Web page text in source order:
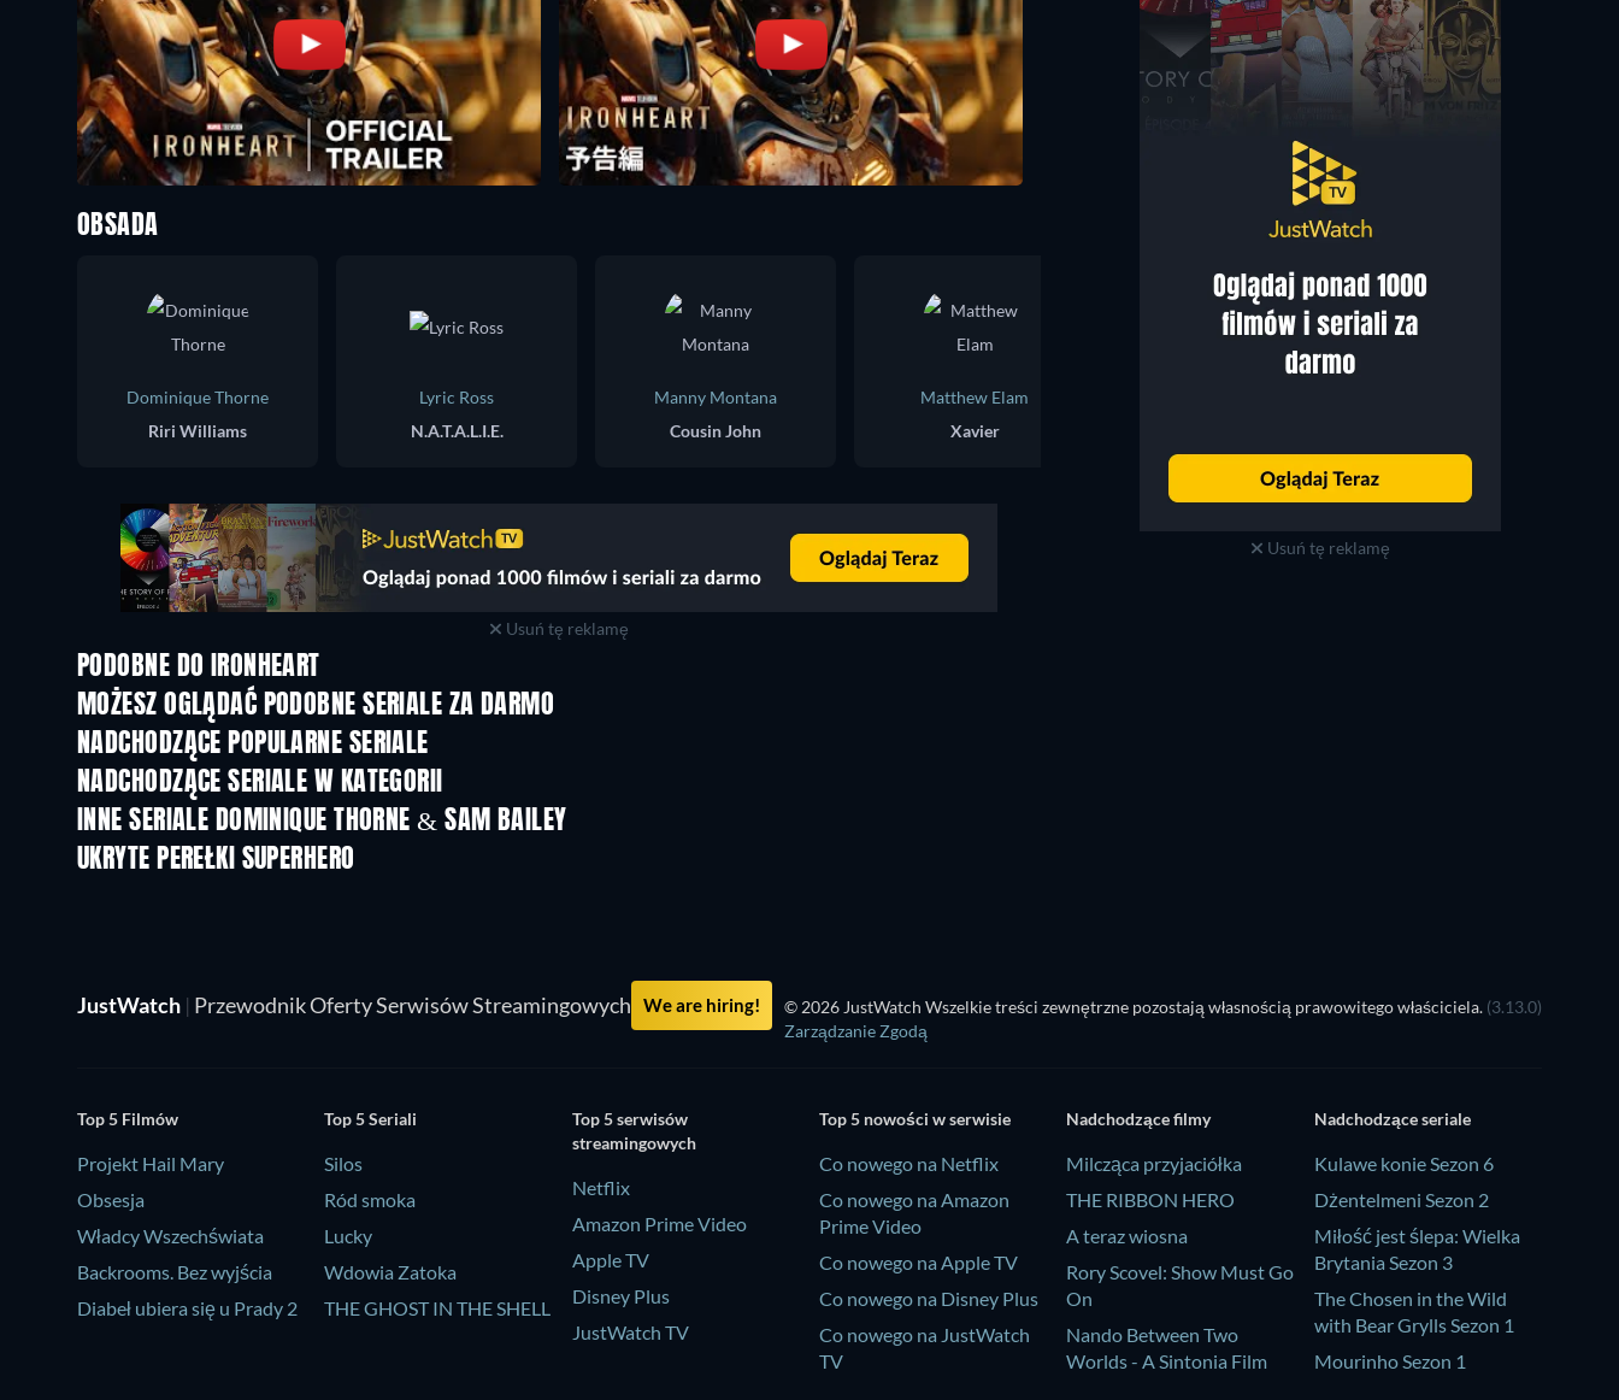
Usuń tę reklamę
OBSADA
Dominique Thorne
Riri Williams
Lyric Ross
N.A.T.A.L.I.E.
Manny Montana
Cousin John
Matthew Elam
Xavier
Usuń tę reklamę
PODOBNE DO IRONHEART
TV
MOŻESZ OGLĄDAĆ PODOBNE SERIALE ZA DARMO
TV TV
NADCHODZĄCE POPULARNE SERIALE
NADCHODZĄCE SERIALE W KATEGORII
Sezon 2
INNE SERIALE DOMINIQUE THORNE & SAM BAILEY
TV TV
UKRYTE PEREŁKI SUPERHERO
JustWatch | Przewodnik Oferty Serwisów Streamingowych We are hiring! © 2026 JustWatch Wszelkie treści zewnętrzne pozostają własnością prawowitego właściciela. (3.13.0)
Zarządzanie Zgodą
Top 5 Filmów
Projekt Hail Mary
Obsesja
Władcy Wszechświata
Backrooms. Bez wyjścia
Diabeł ubiera się u Prady 2
Top 5 Seriali
Silos
Ród smoka
Lucky
Wdowia Zatoka
THE GHOST IN THE SHELL
Top 5 serwisów
streamingowych
Netflix
Amazon Prime Video
Apple TV
Disney Plus
JustWatch TV
Top 5 nowości w serwisie
Co nowego na Netflix
Co nowego na Amazon
Prime Video
Co nowego na Apple TV
Co nowego na Disney Plus
Co nowego na JustWatch
TV
Nadchodzące filmy
Milcząca przyjaciółka
THE RIBBON HERO
A teraz wiosna
Rory Scovel: Show Must Go
On
Nando Between Two
Worlds - A Sintonia Film
Nadchodzące seriale
Kulawe konie Sezon 6
Dżentelmeni Sezon 2
Miłość jest ślepa: Wielka
Brytania Sezon 3
The Chosen in the Wild
with Bear Grylls Sezon 1
Mourinho Sezon 1